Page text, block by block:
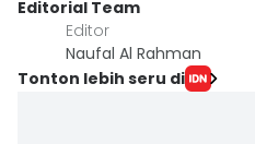
Editorial Team
Editor
Naufal Al Rahman
Tonton lebih seru di